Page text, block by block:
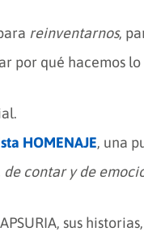
reinventarnos,
por qué hacemos lo
HOMENAJE, una
contar y de
sus